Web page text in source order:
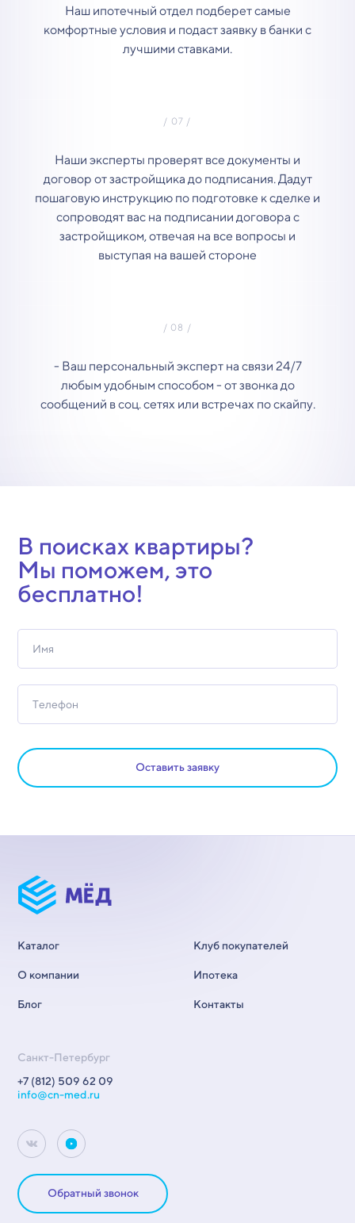
Наш ипотечный отдел подберет самые
комфортные условия и подаст заявку в банки с
лучшими ставками.
Наши эксперты проверят все документы и
договор от застройщика до подписания. Дадут
пошаговую инструкцию по подготовке к сделке и
сопроводят вас на подписании договора с
застройщиком, отвечая на все вопросы и
выступая на вашей стороне
- Ваш персональный эксперт на связи 24/7
любым удобным способом - от звонка до
сообщений в соц. сетях или встречах по скайпу.
В поисках квартиры?
Мы поможем, это
бесплатно!
Оставить заявку
Каталог
О компании
Блог
Клуб покупателей
Ипотека
Контакты
Санкт-Петербург
+7 (812) 509 62 09
info@cn-med.ru
Обратный звонок